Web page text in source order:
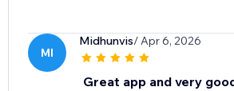
MI
Midhunvis/ Apr 6, 2026
Great app and very